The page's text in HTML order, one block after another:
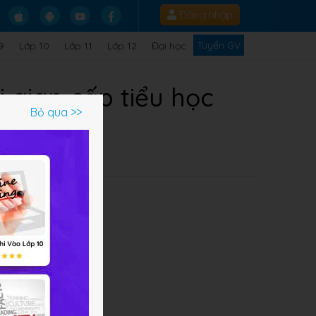
Đăng nhập
Lớp 10 Lớp 11 Lớp 12 Đại học Tuyển GV
gian cấp tiểu học
Bỏ qua >>